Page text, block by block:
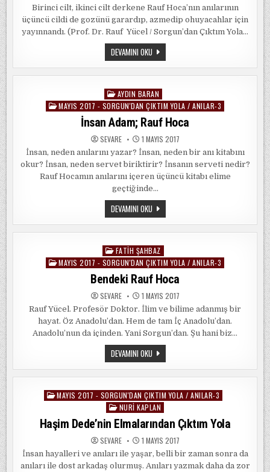
Birinci cilt, ikinci cilt derkene Rauf Hoca’nın anılarının
üçüncü cildi de gozünü garardıp, azmedip ohuyacahlar için
yayınnandı. (Prof. Dr. Rauf Yücel / Sorgun’dan Çıktım Yola…
DEVAMINI OKUBIR,
İKI,
ÜÇ
Posted
in
AYDIN BARAN
MAYIS 2017 - SORGUN'DAN ÇIKTIM YOLA / ANILAR-3
İnsan Adam; Rauf Hoca
SEVARE 1 MAYIS 2017
İnsan, neden anılarını yazar? İnsan, neden bir anı kitabını
okur? İnsan, neden servet biriktirir? İnsanın serveti nedir?
Rauf Hocamın anılarını içeren üçüncü kitabı elime
geçtiğinde…
DEVAMINI OKUİNSAN
ADAM;
RAUF
HOCA
Posted
in
FATIH ŞAHBAZ
MAYIS 2017 - SORGUN'DAN ÇIKTIM YOLA / ANILAR-3
Bendeki Rauf Hoca
SEVARE 1 MAYIS 2017
Rauf Yücel. Profesör Doktor. İlim ve bilime adanmış bir
hayat. Öz Anadolu’dan. Hem de tam İç Anadolu’dan.
Anadolu’nun da içinden. Yani Sorgun’dan. Şu hani biz…
DEVAMINI OKUBENDEKI
RAUF
HOCA
Posted
MAYIS 2017 - SORGUN'DAN ÇIKTIM YOLA / ANILAR-3
NURI KAPLAN
Haşim Dede’nin Elmalarından Çıktım Yola
SEVARE 1 MAYIS 2017
İnsan hayalleri ve anıları ile yaşar, belli bir zaman sonra da
anıları ile dost arkadaş olurmuş. Anıları yazmak daha da zor